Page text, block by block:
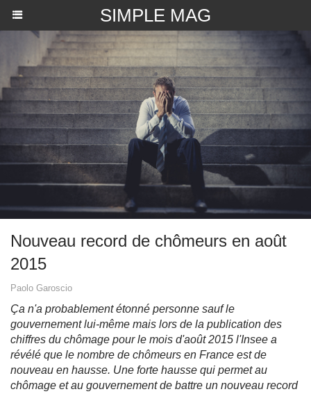
SIMPLE MAG
​Nouveau record de chômeurs en août
2015
Paolo Garoscio
Ça n'a probablement étonné personne sauf le
gouvernement lui-même mais lors de la publication des
chiffres du chômage pour le mois d'août 2015 l'Insee a
révélé que le nombre de chômeurs en France est de
nouveau en hausse. Une forte hausse qui permet au
chômage et au gouvernement de battre un nouveau record